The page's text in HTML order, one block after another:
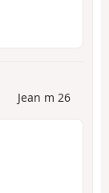
Jean m 26